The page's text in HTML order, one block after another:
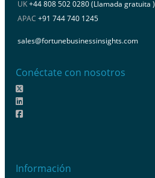
UK+44 808 502 0280 (Llamada gratuita )
APAC +91 744 740 1245
sales@fortunebusinessinsights.com
Conéctate con nosotros
Información